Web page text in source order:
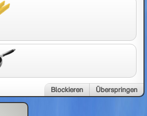
Blockieren Überspringen